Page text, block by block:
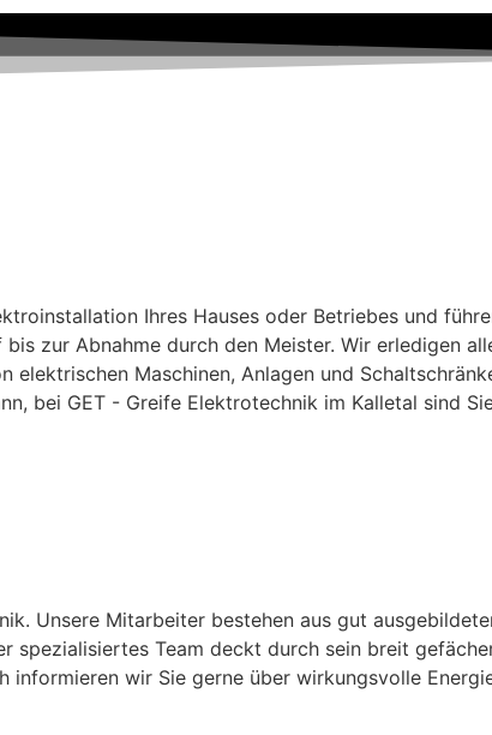
Ihres Hauses oder Betriebes und
zur Abnahme durch den Meister. Wir erledigen
Maschinen, Anlagen und
bei GET - Greife Elektrotechnik im Kalletal sind
Unsere Mitarbeiter bestehen aus gut
Team deckt durch sein breit
wir Sie gerne über wirkungsvolle